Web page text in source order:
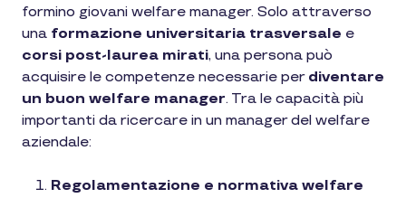
formino giovani welfare manager. Solo attraverso
una formazione universitaria trasversale e
corsi post-laurea mirati, una persona può
acquisire le competenze necessarie per diventare
un buon welfare manager. Tra le capacità più
importanti da ricercare in un manager del welfare
aziendale:
Regolamentazione e normativa welfare